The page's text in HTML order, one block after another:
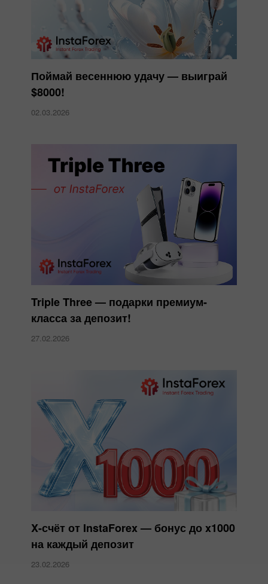
Поймай весеннюю удачу — выиграй
$8000!
02.03.2026
Triple Three — подарки премиум-
класса за депозит!
27.02.2026
X-счёт от InstaForex — бонус до x1000
на каждый депозит
23.02.2026